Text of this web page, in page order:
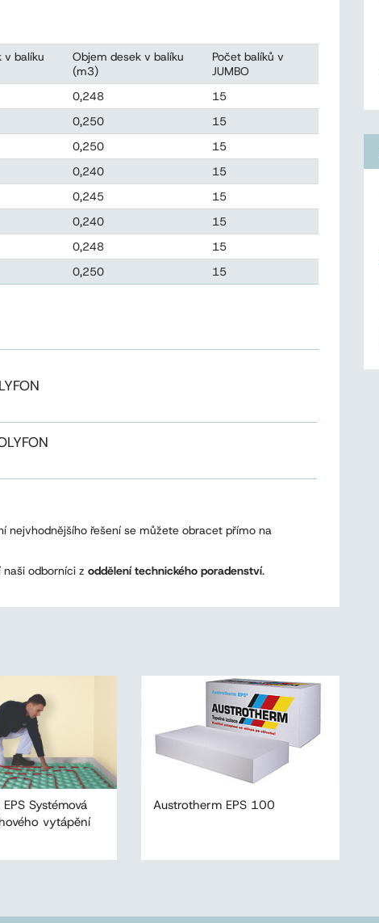
v balíku
Objem desek v balíku
(m3)
Počet balíků v
JUMBO
0,248
15
0,250
15
0,250
15
0,240
15
0,245
15
0,240
15
0,248
15
0,250 15
nejvhodnějšího řešení se můžete obracet přímo na
odborníci z oddělení technického poradenství.
Systémová
vytápění
Austrotherm EPS 100